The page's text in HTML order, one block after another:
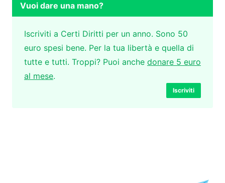
Vuoi dare una mano?
Iscriviti a Certi Diritti per un anno. Sono 50
euro spesi bene. Per la tua libertà e quella di
tutte e tutti. Troppi? Puoi anche donare 5 euro
al mese.
Iscriviti